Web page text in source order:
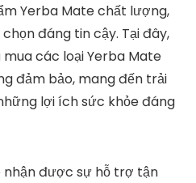
Yerba Mate chất lượng,
đáng tin cậy. Tại đây,
các loại Yerba Mate
đảm bảo, mang đến trải
lợi ích sức khỏe đáng
nhận được sự hỗ trợ tận